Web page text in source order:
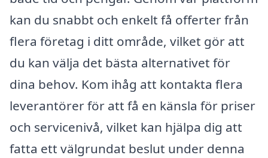
kan du snabbt och enkelt få offerter från
flera företag i ditt område, vilket gör att
du kan välja det bästa alternativet för
dina behov. Kom ihåg att kontakta flera
leverantörer för att få en känsla för priser
och servicenivå, vilket kan hjälpa dig att
fatta ett välgrundat beslut under denna